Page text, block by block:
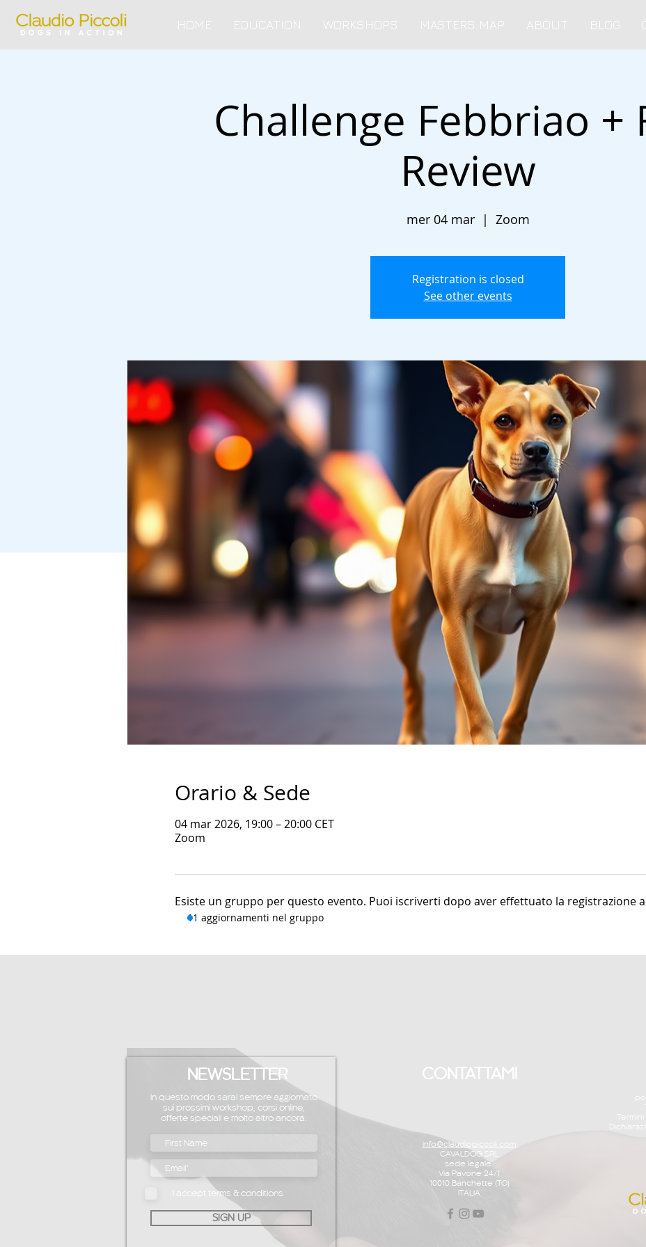
HOME EDUCATION WORKSHOPS MASTERS MAP ABOUT BLOG
Challenge Febbriao +
Review
mer 04 mar
  |
Zoom
Registration is closed
See other events
Orario & Sede
04 mar 2026, 19:00 – 20:00 CET
Zoom
Esiste un gruppo per questo evento. Puoi iscriverti dopo aver effettuato la registrazione
11 aggiornamenti nel gruppo
NEWSLETTER
In questo modo sarai sempre aggiornato
sui prossimi workshop, corsi online,
offerte speciali e molto altro ancora.
I accept terms & conditions
SIGN UP
CONTATTAMI
info@claudiopiccoli.com
CAVALDOG SRL
sede legale:
Via Pavone 24/1
10010 Banchette (TO)
ITALIA